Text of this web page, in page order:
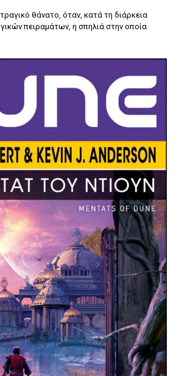
θάνατο, όταν, κατά τη διάρκεια
πειραμάτων, η σπηλιά στην οποία